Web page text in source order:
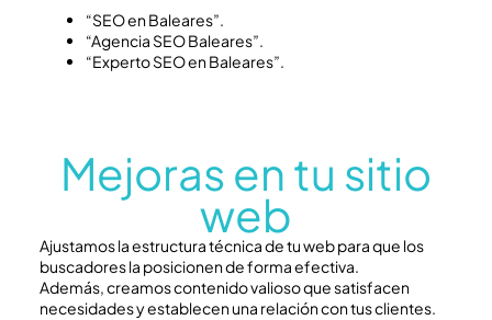
“SEO en Baleares”.
“Agencia SEO Baleares”.
“Experto SEO en Baleares”.
Mejoras en tu sitio
web
Ajustamos la estructura técnica de tu web para que los
buscadores la posicionen de forma efectiva.
Además, creamos contenido valioso que satisfacen
necesidades y establecen una relación con tus clientes.